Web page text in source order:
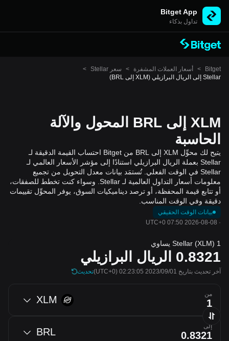
Bitget App
تداول بذكاء
Bitget
> أسعار العملات المشفرة > سعر Stellar
>
Stellar إلى الريال البرازيلي (XLM إلى BRL)
XLM إلى BRL المحول والآلة
الحاسبة
يتيح لك محوِّل XLM إلى BRL من Bitget احتساب القيمة الدقيقة لـ
Stellar بعملة الريال البرازيلي استنادًا إلى مؤشر الأسعار العالمي لـ
Stellar في الوقت الفعلي. تُستمَد بيانات معدل التحويل من تجميع
معلومات أسعار التداول العالمية لـ Stellar. وسواء كنت تخطط للصفقات،
أو تتابع قيمة المحفظة، أو ترصد ديناميكيات السوق، يوفر المحوِّل تقييمات
دقيقة وفي الوقت المناسب.
بيانات الوقت الحقيقي
·
2026-08-08 07:50 UTC+0
1 Stellar (XLM) يساوي
0.8321 الريال البرازيلي
آخر تحديث بتاريخ 2023/09/01 02:23:05 (UTC+0) تحديث
من XLM
إلى BRL